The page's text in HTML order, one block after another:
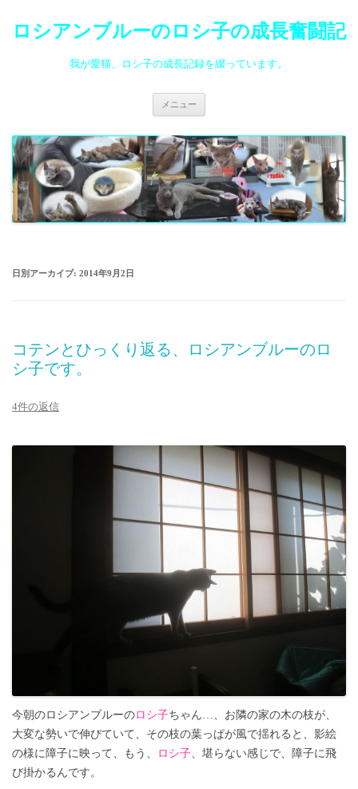
ロシアンブルーのロシ子の成長奮闘記
我が愛猫、ロシ子の成長記録を綴っています。
メニュー
ツ
へ
ス
キ
ッ
プ
日別アーカイブ: 2014年9月2日
コテンとひっくり返る、ロシアンブルーのロ
シ子です。
4件の返信
今朝のロシアンブルーのロシ子ちゃん…、お隣の家の木の枝が、
大変な勢いで伸びていて、その枝の葉っぱが風で揺れると、影絵
の様に障子に映って、もう、
ロシ子、堪らない感じで、障子に飛
び掛かるんです。